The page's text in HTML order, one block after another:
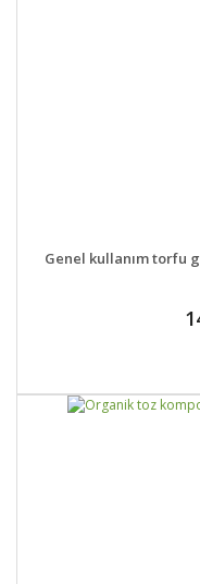
DETAYLAR
Genel kullanım torfu